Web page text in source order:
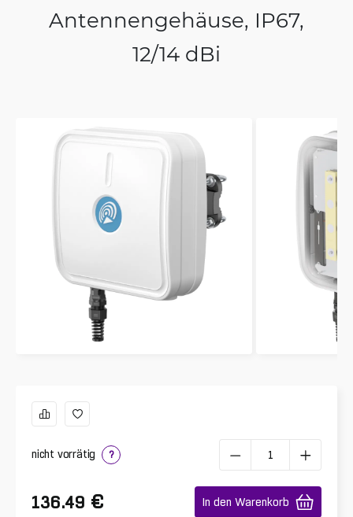
Antennengehäuse, IP67,
12/14 dBi
nicht vorrätig ?
136.49 € In den Warenkorb